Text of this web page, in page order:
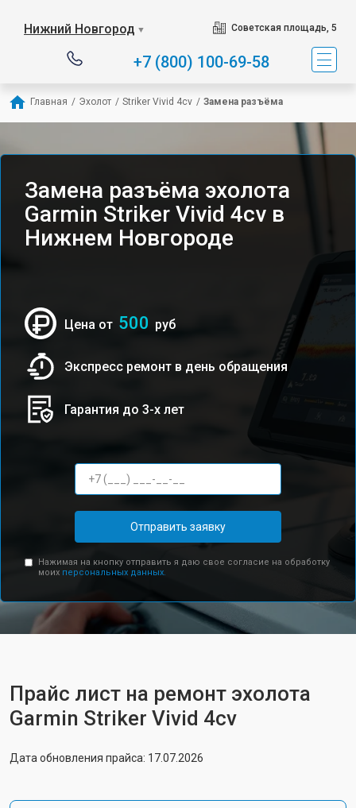
Нижний Новгород ▼ Советская площадь, 5
+7 (800) 100-69-58
Главная / Эхолот / Striker Vivid 4cv / Замена разъёма
Замена разъёма эхолота
Garmin Striker Vivid 4cv в
Нижнем Новгороде
Цена от 500 руб
Экспресс ремонт в день обращения
Гарантия до 3-х лет
Отправить заявку
Нажимая на кнопку отправить я даю свое согласие на обработку
моих персональных данных.
Прайс лист на ремонт эхолота
Garmin Striker Vivid 4cv
Дата обновления прайса: 17.07.2026